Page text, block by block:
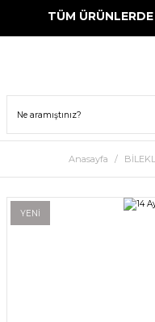
TÜM ÜRÜNLERDE
Anasayfa
YENİ